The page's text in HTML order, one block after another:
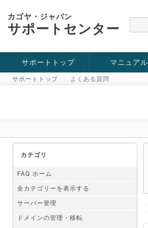
カゴヤ・ジャパン
サポートセンター
サポートトップ
お役立ち情報
チュートリアル
障害・メンテナンス情報
マニュアル
サポートトップ よくある質問
カテゴリ
FAQ ホーム
全カテゴリーを表示する
サーバー管理
ドメインの管理・移転